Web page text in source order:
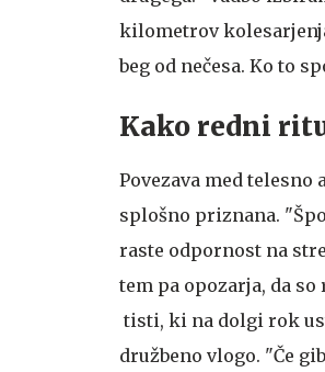
kilometrov
beg od nečesa. Ko to
Kako redni
Povezava med
splošno priznana.
raste odpornost na
tem pa opozarja, da
tisti, ki na dolgi rok
družbeno vlogo. "Če